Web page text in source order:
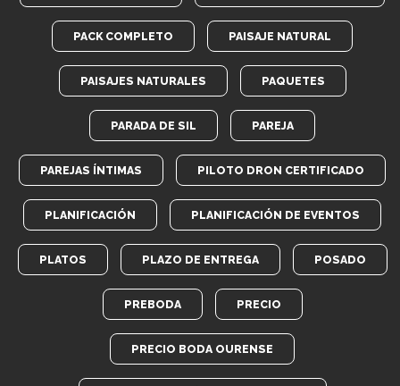
PACK COMPLETO PAISAJE NATURAL
PAISAJES NATURALES PAQUETES
PARADA DE SIL PAREJA
PAREJAS ÍNTIMAS PILOTO DRON CERTIFICADO
PLANIFICACIÓN PLANIFICACIÓN DE EVENTOS
PLATOS PLAZO DE ENTREGA POSADO
PREBODA PRECIO
PRECIO BODA OURENSE